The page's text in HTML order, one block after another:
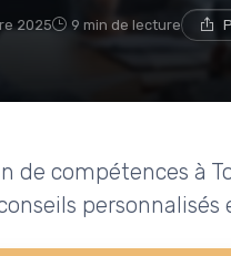
2025 9 min de lecture
de compétences à